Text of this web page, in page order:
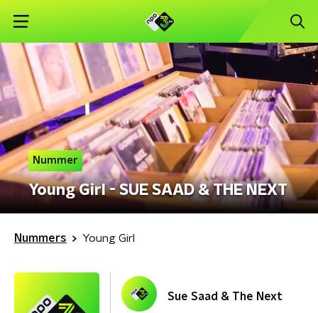
Nummer
Young Girl - SUE SAAD & THE NEXT
Nummers Young Girl
Sue Saad & The Next